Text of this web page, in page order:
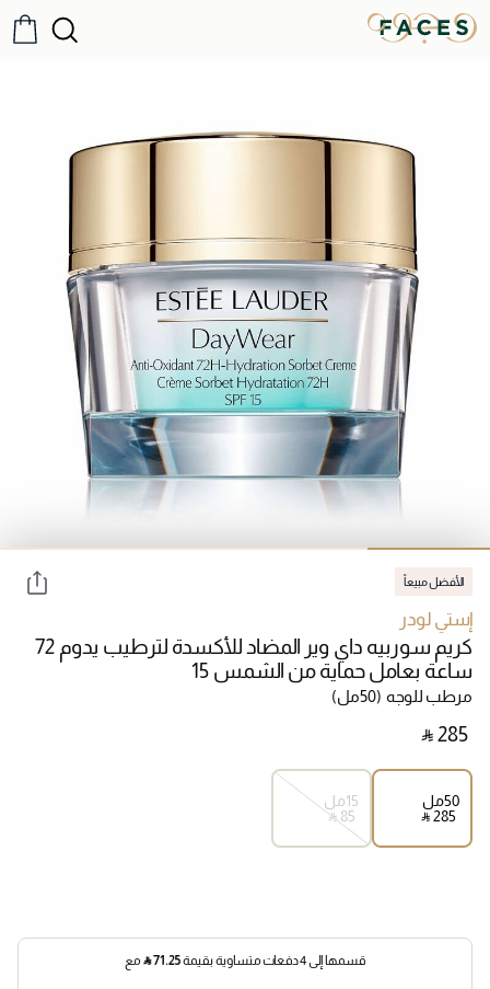
الأفضل مبيعاً
إستي لودر
كريم سوربيه داي وير المضاد للأكسدة لترطيب يدوم 72
ساعة بعامل حماية من الشمس 15
مرطب للوجه (50مل)
‎ ⃁ ⁦285⁩ ‎
50مل
‎ ⃁ ⁦285⁩ ‎
15مل
‎ ⃁ ⁦85⁩ ‎
قسمها إلى 4 دفعات متساوية بقيمة 71.25
⃁ مع